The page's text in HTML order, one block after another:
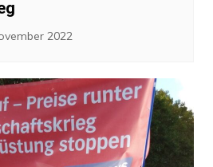
2022